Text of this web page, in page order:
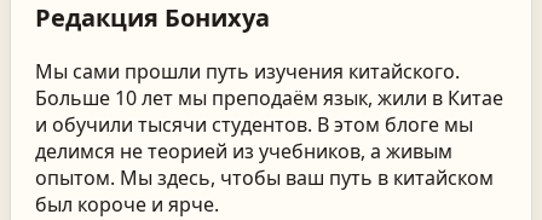
Редакция Бонихуа
Мы сами прошли путь изучения китайского.
Больше 10 лет мы преподаём язык, жили в Китае
и обучили тысячи студентов. В этом блоге мы
делимся не теорией из учебников, а живым
опытом. Мы здесь, чтобы ваш путь в китайском
был короче и ярче.